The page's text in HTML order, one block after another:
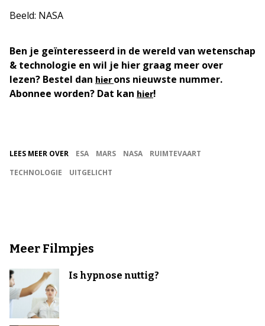
Beeld: NASA
Ben je geïnteresseerd in de wereld van wetenschap
& technologie en wil je hier graag meer over
lezen? Bestel dan hierons nieuwste nummer.
Abonnee worden? Dat kan hier!
LEES MEER OVER ESA MARS NASA
RUIMTEVAART
TECHNOLOGIE
UITGELICHT
Meer Filmpjes
Is hypnose nuttig?